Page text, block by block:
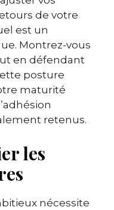
de votre
est un
Montrez-vous
en défendant
posture
maturité
retenus.
les
nécessite